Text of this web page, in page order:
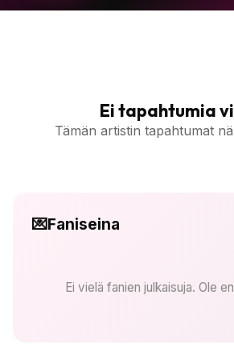
Ei tapahtumia
Tämän artistin tapahtumat
💌Faniseina
Ei vielä fanien julkaisuja. Ole